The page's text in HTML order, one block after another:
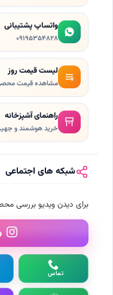
واتساپ پشتیبانی
۰۹۱۹۵۳۵۴۸۲۸
لیست قیمت روز
مشاهده قیمت
راهنمای آشپزخانه
خرید هوشمند و
شبکه های اجتماعی
برای دیدن ویدیو بررسی
تماس